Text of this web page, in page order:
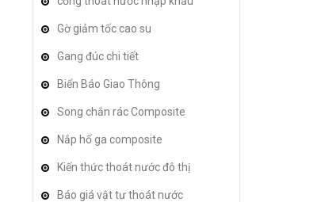
Gờ giảm tốc cao su
Gang đúc chi tiết
Biển Báo Giao Thông
Song chắn rác Composite
Nắp hố ga composite
Kiến thức thoát nước đô thị
Báo giá vật tư thoát nước